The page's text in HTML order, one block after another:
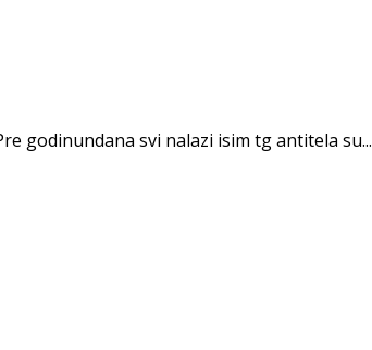
godinundana svi nalazi isim tg antitela su...